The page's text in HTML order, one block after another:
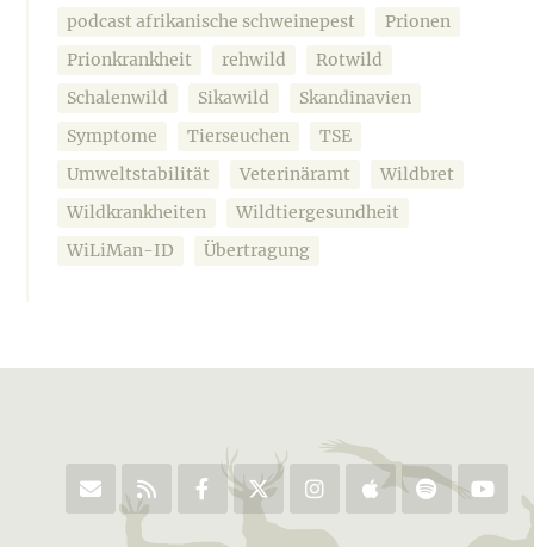
podcast afrikanische schweinepest
Prionen
Prionkrankheit
rehwild
Rotwild
Schalenwild
Sikawild
Skandinavien
Symptome
Tierseuchen
TSE
Umweltstabilität
Veterinäramt
Wildbret
Wildkrankheiten
Wildtiergesundheit
WiLiMan-ID
Übertragung